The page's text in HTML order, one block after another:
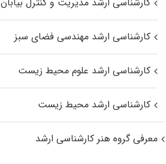
کارشناسی ارشد مهندسی فضای سبز
کارشناسی ارشد علوم محیط‌ زیست
کارشناسی ارشد محیط زیست
معرفی گروه هنر کارشناسی ارشد